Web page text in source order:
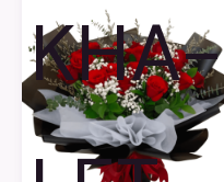
KHA-